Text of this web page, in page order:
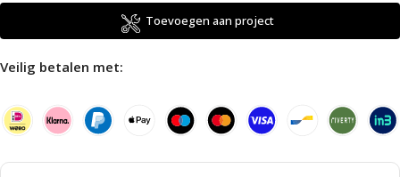
Toevoegen aan project
Veilig betalen met: